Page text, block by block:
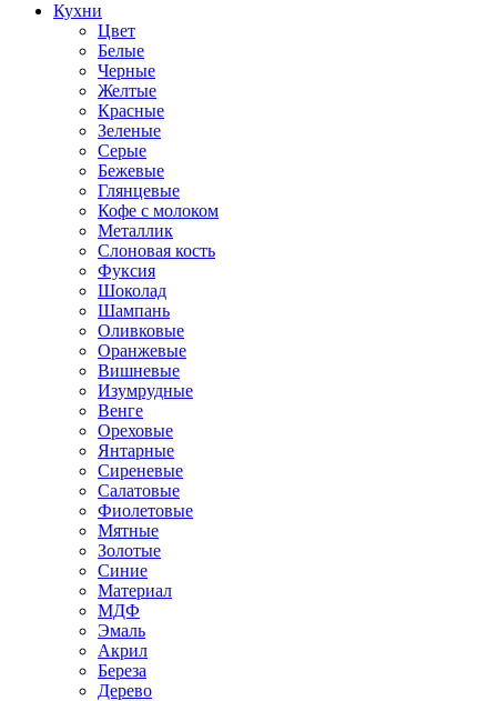
Кухни
Цвет
Белые
Черные
Желтые
Красные
Зеленые
Серые
Бежевые
Глянцевые
Кофе с молоком
Металлик
Слоновая кость
Фуксия
Шоколад
Шампань
Оливковые
Оранжевые
Вишневые
Изумрудные
Венге
Ореховые
Янтарные
Сиреневые
Салатовые
Фиолетовые
Мятные
Золотые
Синие
Материал
МДФ
Эмаль
Акрил
Береза
Дерево